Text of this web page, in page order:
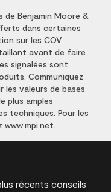
Benjamin Moore &
dans certaines
sur les COV.
avant de faire
signalées sont
Communiquez
les valeurs de bases
plus amples
techniques. Pour les
www.mpi.net
récents conseils